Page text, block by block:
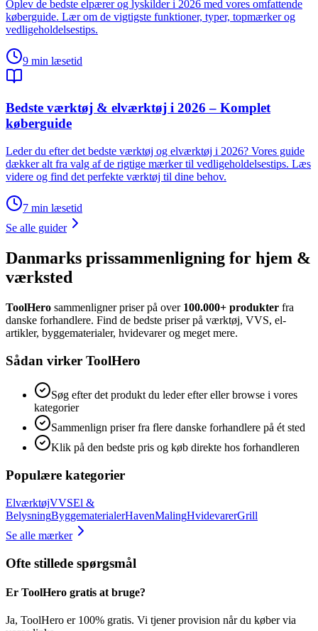
Oplev de bedste elpærer og lyskilder i 2026 med vores omfattende
køberguide. Lær om de vigtigste funktioner, typer, topmærker og
vedligeholdelsestips.
9 min læsetid
Bedste værktøj & elværktøj i 2026 – Komplet
køberguide
Leder du efter det bedste værktøj og elværktøj i 2026? Vores guide
dækker alt fra valg af de rigtige mærker til vedligeholdelsestips. Læs
videre og find det perfekte værktøj til dine behov.
7 min læsetid
Se alle guider
Danmarks prissammenligning for hjem &
værksted
ToolHero sammenligner priser på over 100.000+ produkter fra
danske forhandlere. Find de bedste priser på værktøj, VVS, el-
artikler, byggematerialer, hvidevarer og meget mere.
Sådan virker ToolHero
Søg efter det produkt du leder efter eller browse i vores
kategorier
Sammenlign priser fra flere danske forhandlere på ét sted
Klik på den bedste pris og køb direkte hos forhandleren
Populære kategorier
ElværktøjVVSEl &
BelysningByggematerialerHavenMalingHvidevarerGrill
Se alle mærker
Ofte stillede spørgsmål
Er ToolHero gratis at bruge?
Ja, ToolHero er 100% gratis. Vi tjener provision når du køber via